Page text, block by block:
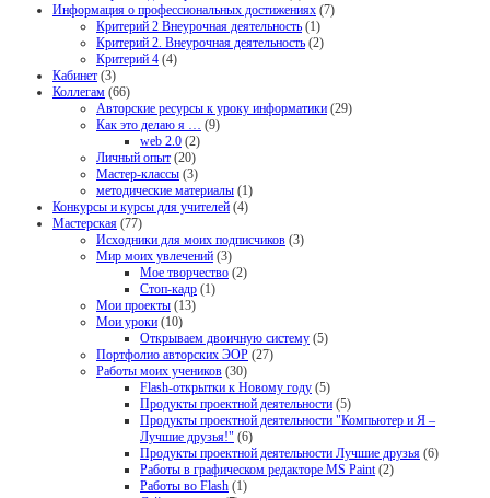
Информация о профессиональных достижениях (7)
Критерий 2 Внеурочная деятельность (1)
Критерий 2. Внеурочная деятельность (2)
Критерий 4 (4)
Кабинет (3)
Коллегам (66)
Авторские ресурсы к уроку информатики (29)
Как это делаю я … (9)
web 2.0 (2)
Личный опыт (20)
Мастер-классы (3)
методические материалы (1)
Конкурсы и курсы для учителей (4)
Мастерская (77)
Исходники для моих подписчиков (3)
Мир моих увлечений (3)
Мое творчество (2)
Стоп-кадр (1)
Мои проекты (13)
Мои уроки (10)
Открываем двоичную систему (5)
Портфолио авторских ЭОР (27)
Работы моих учеников (30)
Flash-открытки к Новому году (5)
Продукты проектной деятельности (5)
Продукты проектной деятельности "Компьютер и Я –
Лучшие друзья!" (6)
Продукты проектной деятельности Лучшие друзья (6)
Работы в графическом редакторе MS Paint(2)
Работы во Flash (1)